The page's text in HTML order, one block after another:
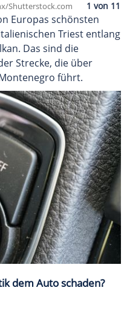
Shutterstock.com
Europas schönsten
Triest entlang
Das sind die
Strecke, die über
führt.
dem Auto schaden?